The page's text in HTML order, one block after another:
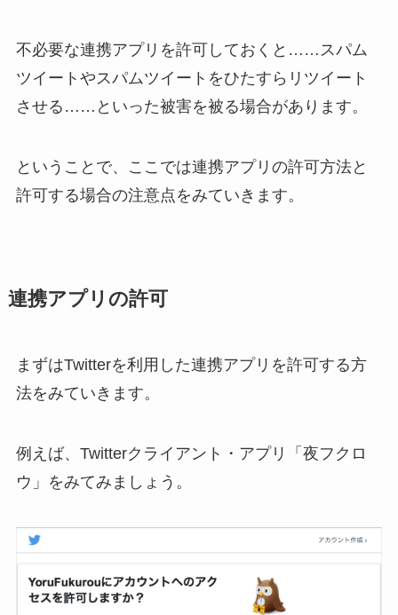
不必要な連携アプリを許可しておくと……スパム
ツイートやスパムツイートをひたすらリツイート
させる……といった被害を被る場合があります。
ということで、ここでは連携アプリの許可方法と
許可する場合の注意点をみていきます。
連携アプリの許可
まずはTwitterを利用した連携アプリを許可する方
法をみていきます。
例えば、Twitterクライアント・アプリ「夜フクロ
ウ」をみてみましょう。